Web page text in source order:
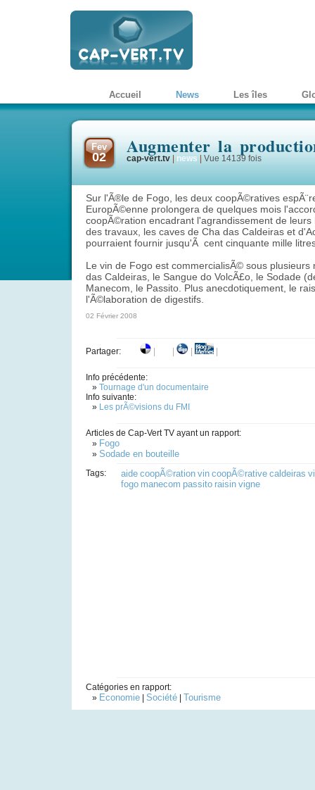
Accueil News Les îles
Fev
02 Augmenter la
cap-vert.tv news Vue 14139 fois
Sur l'Ã®le de Fogo, les deux coopÃ©ratives
EuropÃ©enne prolongera de quelques mois
coopÃ©ration encadrant l'agrandissement de leurs
des travaux, les caves de Cha das Caldeiras et
pourraient fournir jusqu'Ã cent cinquante mille
Le vin de Fogo est commercialisÃ© sous plusieurs
das Caldeiras, le Sangue do VolcÃ£o, le Sodade
Manecom, le Passito. Plus anecdotiquement, le
l'Ã©laboration de digestifs.
02 Février 2008
Partager:
Info précédente:
» Tournage d'un documentaire
Info suivante:
» Les prÃ©visions du FMI
Articles de Cap-Vert TV ayant un rapport:
» Fogo
» Sodade en bouteille
Tags: aide coopÃ©ration vin coopÃ©rative caldeiras
fogo manecom passito raisin vigne
Catégories en rapport:
» Economie Société Tourisme